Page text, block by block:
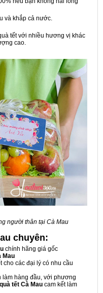
và khắp cả nước.
tết với nhiều hương vị khác
cao.
người thân tại Cà Mau
chuyên:
chính hãng giá gốc
Mau
cho các đại lý có nhu cầu
làm hàng đầu, với phương
tết Cà Mau cam kết làm